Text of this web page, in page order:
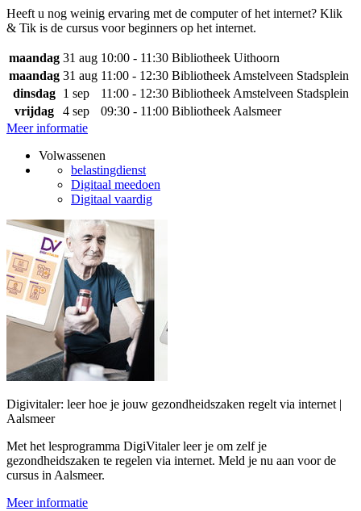
Heeft u nog weinig ervaring met de computer of het internet? Klik
& Tik is de cursus voor beginners op het internet.
maandag 31 aug 10:00 - 11:30 Bibliotheek Uithoorn
maandag 31 aug 11:00 - 12:30 Bibliotheek Amstelveen Stadsplein
dinsdag 1 sep 11:00 - 12:30 Bibliotheek Amstelveen Stadsplein
vrijdag
4 sep 09:30 - 11:00 Bibliotheek Aalsmeer
Meer informatie
Volwassenen
belastingdienst
Digitaal meedoen
Digitaal vaardig
Digivitaler: leer hoe je jouw gezondheidszaken regelt via internet |
Aalsmeer
Met het lesprogramma DigiVitaler leer je om zelf je
gezondheidszaken te regelen via internet. Meld je nu aan voor de
cursus in Aalsmeer.
Meer informatie